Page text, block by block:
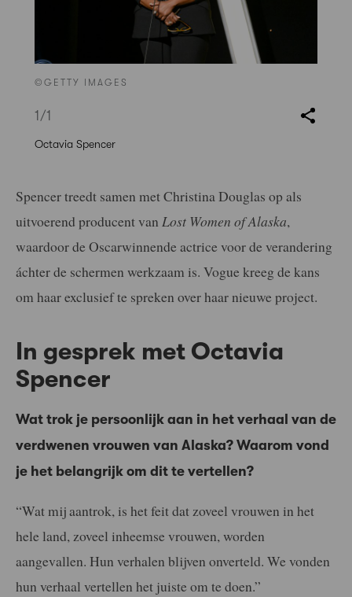
©GETTY IMAGES
1 /1
Octavia Spencer
Spencer treedt samen met Christina Douglas op als
uitvoerend producent van Lost Women of Alaska,
waardoor de Oscarwinnende actrice voor de verandering
áchter de schermen werkzaam is. Vogue kreeg de kans
om haar exclusief te spreken over haar nieuwe project.
In gesprek met Octavia
Spencer
Wat trok je persoonlijk aan in het verhaal van de
verdwenen vrouwen van Alaska? Waarom vond
je het belangrijk om dit te vertellen?
“Wat mij aantrok, is het feit dat zoveel vrouwen in het
hele land, zoveel inheemse vrouwen, worden
aangevallen. Hun verhalen blijven onverteld. We vonden
hun verhaal vertellen het juiste om te doen.”